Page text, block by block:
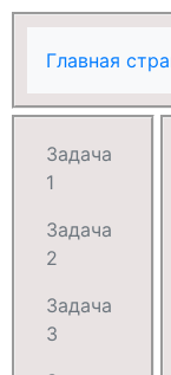
Главная
Задача
1
Задача
2
Задача
3